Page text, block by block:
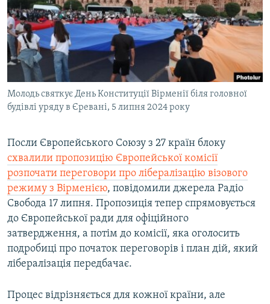
ФОТО
СПЕЦПРОЄКТИ
ПОДКАСТИ
КРИМ РЕАЛІЇ
РУС
КТАТ
ДОЛУЧАЙСЯ!
Усі сайти RFE/RL
Молодь святкує День Конституції Вірменії біля головної
будівлі уряду в Єревані, 5 липня 2024 року
Посли Європейського Союзу з 27 країн блоку
схвалили пропозицію Європейської комісії
розпочати переговори про лібералізацію візового
режиму з Вірменією, повідомили джерела Радіо
Свобода 17 липня. Пропозиція тепер спрямовується
до Європейської ради для офіційного
затвердження, а потім до комісії, яка оголосить
подробиці про початок переговорів і план дій, який
лібералізація передбачає.
Процес відрізняється для кожної країни, але